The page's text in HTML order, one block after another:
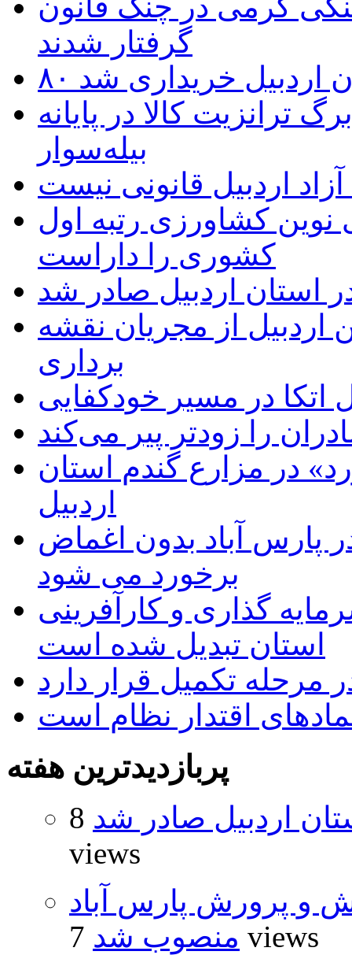
گرفتار شدند
اردبیل خریداری شد
کالا در پایانه
بیله‌سوار
اردبیل قانونی نیست
نوین کشاورزی رتبه اول
کشوری را داراست
استان اردبیل صادر شد
از مجریان نقشه
برداری
در مسیر خودکفایی
را زودتر پیر می‌کند
در مزارع گندم استان
اردبیل
پارس آباد بدون اغماض
برخورد می شود
گذاری و کارآفرینی
استان تبدیل شده است
مرحله تکمیل قرار دارد
اقتدار نظام است
پربازدیدترین هفته
اردبیل صادر شد 8
views
و پرورش پارس آباد
منصوب شد 7 views